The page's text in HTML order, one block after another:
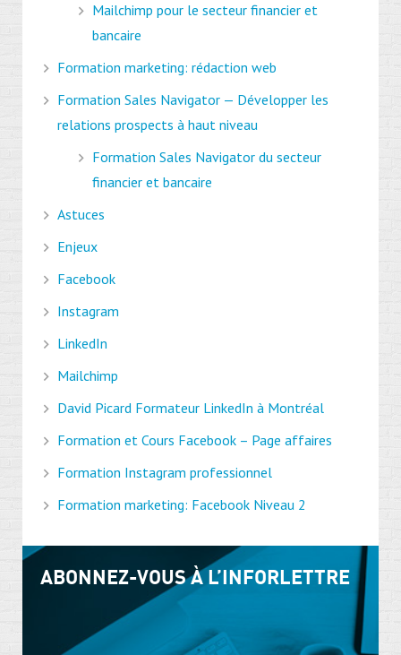
Mailchimp pour le secteur financier et
bancaire
Formation marketing: rédaction web
Formation Sales Navigator — Développer les
relations prospects à haut niveau
Formation Sales Navigator du secteur
financier et bancaire
Astuces
Enjeux
Facebook
Instagram
LinkedIn
Mailchimp
David Picard Formateur LinkedIn à Montréal
Formation et Cours Facebook – Page affaires
Formation Instagram professionnel
Formation marketing: Facebook Niveau 2
ABONNEZ-VOUS À L’INFORLETTRE